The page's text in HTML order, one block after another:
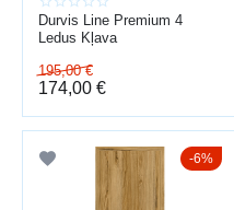
Durvis Line Premium 4
Ledus Kļava
195,00 €
174,00 €
6%